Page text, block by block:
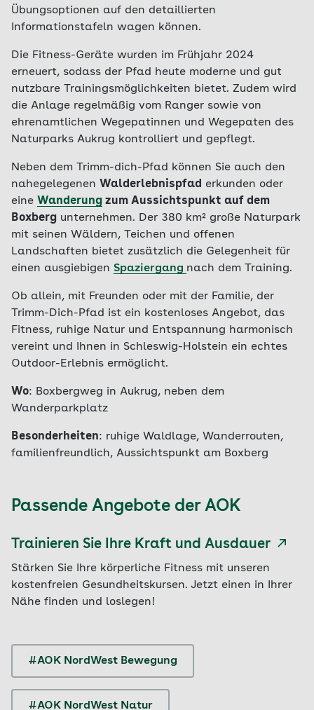
Übungsoptionen auf den detaillierten
Informationstafeln wagen können.
Die Fitness-Geräte wurden im Frühjahr 2024
erneuert, sodass der Pfad heute moderne und gut
nutzbare Trainingsmöglichkeiten bietet. Zudem wird
die Anlage regelmäßig vom Ranger sowie von
ehrenamtlichen Wegepatinnen und Wegepaten des
Naturparks Aukrug kontrolliert und gepflegt.
Neben dem Trimm-dich-Pfad können Sie auch den
nahegelegenen Walderlebnispfad erkunden oder
eine Wanderung zum Aussichtspunkt auf dem
Boxberg unternehmen. Der 380 km² große Naturpark
mit seinen Wäldern, Teichen und offenen
Landschaften bietet zusätzlich die Gelegenheit für
einen ausgiebigen Spaziergang nach dem Training.
Ob allein, mit Freunden oder mit der Familie, der
Trimm-Dich-Pfad ist ein kostenloses Angebot, das
Fitness, ruhige Natur und Entspannung harmonisch
vereint und Ihnen in Schleswig-Holstein ein echtes
Outdoor-Erlebnis ermöglicht.
Wo: Boxbergweg in Aukrug, neben dem
Wanderparkplatz
Besonderheiten: ruhige Waldlage, Wanderrouten,
familienfreundlich, Aussichtspunkt am Boxberg
Passende Angebote der AOK
Trainieren Sie Ihre Kraft und Ausdauer
Stärken Sie Ihre körperliche Fitness mit unseren
kostenfreien Gesundheitskursen. Jetzt einen in Ihrer
Nähe finden und loslegen!
#AOK NordWest Bewegung
#AOK NordWest Natur